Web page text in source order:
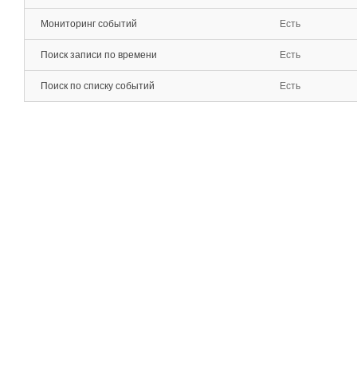
Мониторинг событий Есть
Поиск записи по времени Есть
Поиск по списку событий Есть